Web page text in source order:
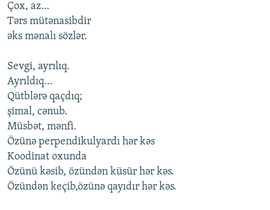
Çox, az…
Tərs mütənasibdir
əks mənalı sözlər.
Sevgi, ayrılıq.
Ayrıldıq…
Qütblərə qaçdıq;
şimal, cənub.
Müsbət, mənfi.
Özünə perpendikulyardı hər kəs
Koodinat oxunda
Özünü kəsib, özündən küsür hər kəs.
Özündən keçib,özünə qayıdır hər kəs.